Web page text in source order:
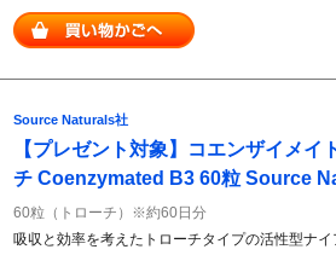
Source Naturals社
【プレゼント対象】コエンザイメ
チ Coenzymated B3 60粒 Source
60粒（トローチ）※約60日分
吸収と効率を考えたトローチタイプの活性型ナイ